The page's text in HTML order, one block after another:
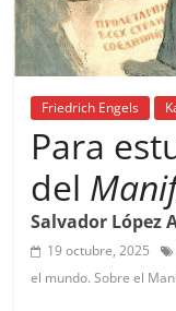
Friedrich Engels
Para
del
Salvador López
19 octubre, 2025
el mundo. Sobre el